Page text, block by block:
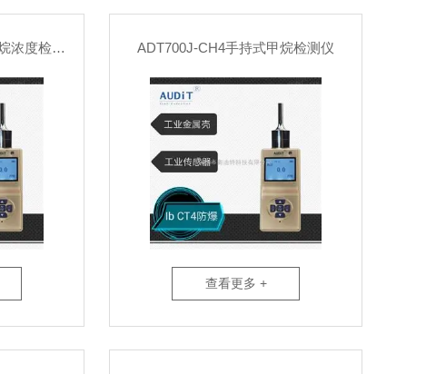
ADT800W-CH4-IR在线甲烷浓度检测仪 ADT700J-CH4手持式甲烷检测仪
查看更多 +